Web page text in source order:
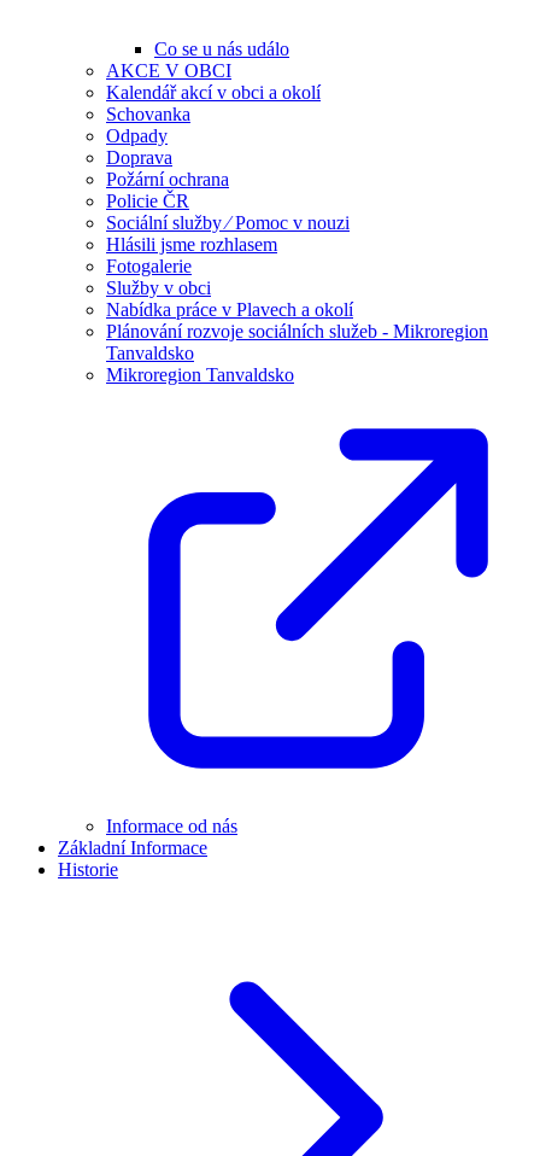
Co se u nás událo
AKCE V OBCI
Kalendář akcí v obci a okolí
Schovanka
Odpady
Doprava
Požární ochrana
Policie ČR
Sociální služby ⁄ Pomoc v nouzi
Hlásili jsme rozhlasem
Fotogalerie
Služby v obci
Nabídka práce v Plavech a okolí
Plánování rozvoje sociálních služeb - Mikroregion
Tanvaldsko
Mikroregion Tanvaldsko
Informace od nás
Základní Informace
Historie